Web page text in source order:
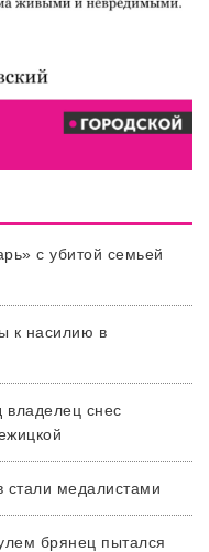
с убитой семьей
к насилию в
владелец снес
стали медалистами
брянец пытался